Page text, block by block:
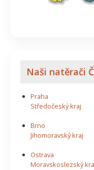
Naši natěrači
Praha
Středočeský kraj
Brno
Jihomoravský kraj
Ostrava
Moravskoslezský